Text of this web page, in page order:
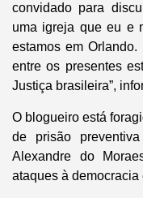
convidado para
uma igreja que eu e
estamos em
entre os presentes
Justiça brasileira”,
O blogueiro está
de prisão
Alexandre do
ataques à democracia